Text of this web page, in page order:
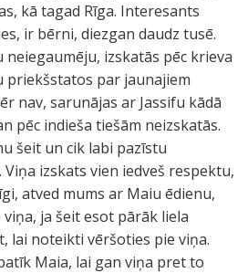
kā tagad Rīga. Interesants
ir bērni, diezgan daudz tusē.
izskatās pēc krieva
priekšstatos par jaunajiem
nav, sarunājas ar Jassifu kādā
pēc indieša tiešām neizskatās.
šeit un cik labi pazīstu
izskats vien iedveš respektu,
atved mums ar Maiu ēdienu,
ja šeit esot pārāk liela
lai noteikti vēršoties pie viņa.
Maia, lai gan viņa pret to